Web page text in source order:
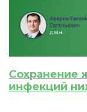
Сохранение
инфекций